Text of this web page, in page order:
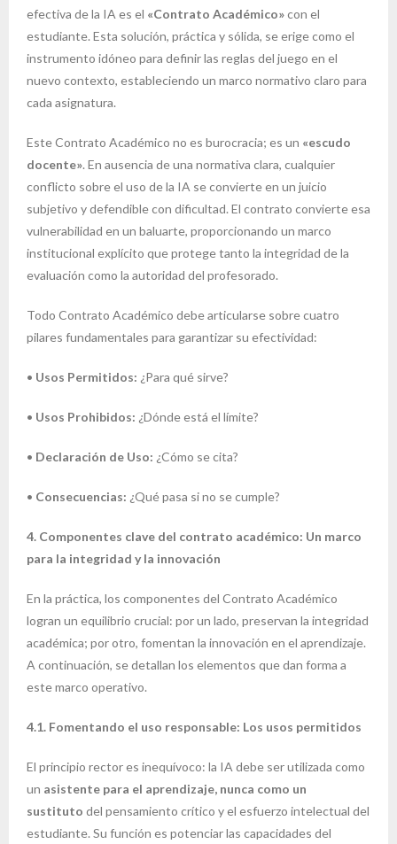
efectiva de la IA es el «Contrato Académico»con el
estudiante. Esta solución, práctica y sólida, se erige como el
instrumento idóneo para definir las reglas del juego en el
nuevo contexto, estableciendo un marco normativo claro para
cada asignatura.
Este Contrato Académico no es burocracia; es un «escudo
docente». En ausencia de una normativa clara, cualquier
conflicto sobre el uso de la IA se convierte en un juicio
subjetivo y defendible con dificultad. El contrato convierte esa
vulnerabilidad en un baluarte, proporcionando un marco
institucional explícito que protege tanto la integridad de la
evaluación como la autoridad del profesorado.
Todo Contrato Académico debe articularse sobre cuatro
pilares fundamentales para garantizar su efectividad:
• Usos Permitidos: ¿Para qué sirve?
• Usos Prohibidos: ¿Dónde está el límite?
• Declaración de Uso: ¿Cómo se cita?
• Consecuencias: ¿Qué pasa si no se cumple?
4. Componentes clave del contrato académico: Un marco
para la integridad y la innovación
En la práctica, los componentes del Contrato Académico
logran un equilibrio crucial: por un lado, preservan la integridad
académica; por otro, fomentan la innovación en el aprendizaje.
A continuación, se detallan los elementos que dan forma a
este marco operativo.
4.1. Fomentando el uso responsable: Los usos permitidos
El principio rector es inequívoco: la IA debe ser utilizada como
un asistente para el aprendizaje, nunca como un
sustituto del pensamiento crítico y el esfuerzo intelectual del
estudiante. Su función es potenciar las capacidades del